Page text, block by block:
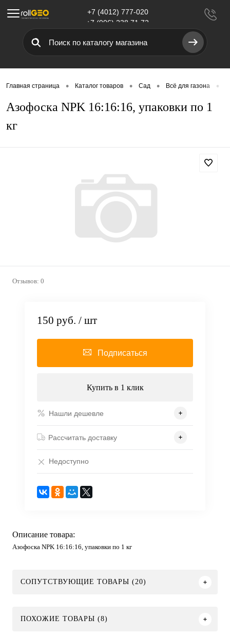
Меню
+7 (4012) 777-020
+7 (906) 238 71 72
Главная страница • Каталог товаров • Сад • Всё для газона •
Азофоска NPK 16:16:16, упаковки по 1
кг
Отзывов: 0
150 руб. / шт
Подписаться
Купить в 1 клик
Нашли дешевле
Рассчитать доставку
Недоступно
Описание товара:
Азофоска NPK 16:16:16, упаковки по 1 кг
СОПУТСТВУЮЩИЕ ТОВАРЫ (20)
ПОХОЖИЕ ТОВАРЫ (8)